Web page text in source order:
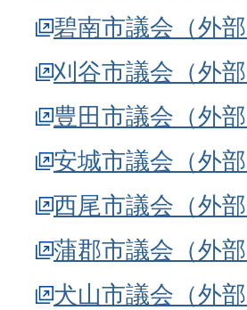
碧南市議会（外部
刈谷市議会（外部
豊田市議会（外部
安城市議会（外部
西尾市議会（外部
蒲郡市議会（外部
犬山市議会（外部